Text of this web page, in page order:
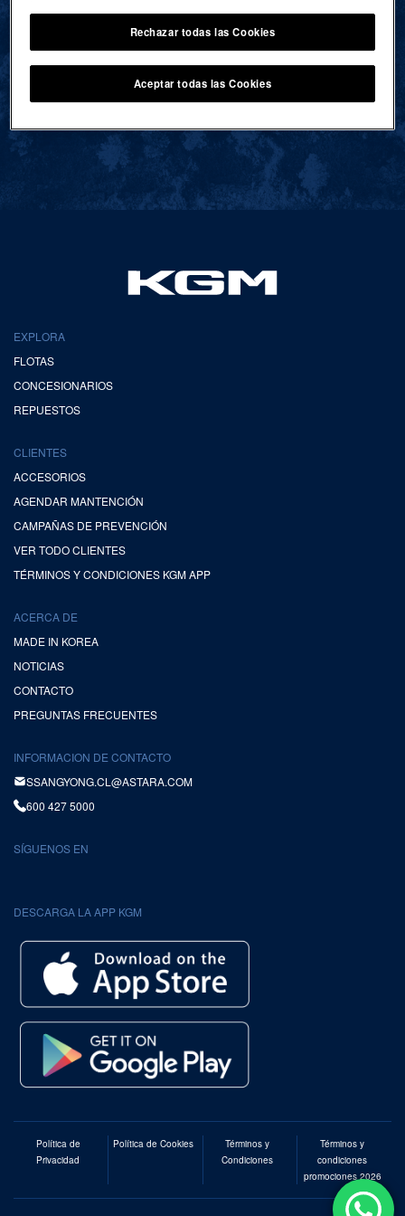
VOLVER AL INICIO
EXPLORA
FLOTAS
CONCESIONARIOS
REPUESTOS
CLIENTES
ACCESORIOS
AGENDAR MANTENCIÓN
CAMPAÑAS DE PREVENCIÓN
VER TODO CLIENTES
TÉRMINOS Y CONDICIONES KGM APP
ACERCA DE
MADE IN KOREA
NOTICIAS
CONTACTO
PREGUNTAS FRECUENTES
INFORMACION DE CONTACTO
SSANGYONG.CL@ASTARA.COM
600 427 5000
SÍGUENOS EN
DESCARGA LA APP KGM
Política de
Privacidad
Política de Cookies
Términos y
Condiciones
Términos y
condiciones
promociones 2026
Rechazar todas las Cookies
Aceptar todas las Cookies